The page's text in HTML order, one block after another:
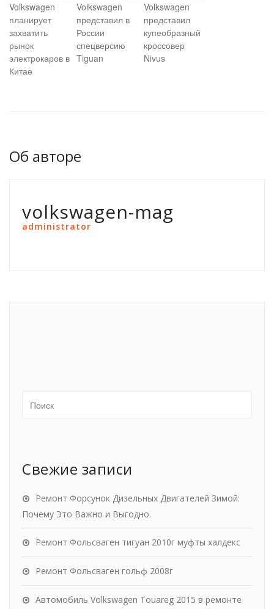
Volkswagen
планирует
захватить
рынок
электрокаров в
Китае
Volkswagen
представил в
России
спецверсию
Tiguan
Volkswagen
представил
купеобразный
кроссовер
Nivus
Об авторе
volkswagen-mag
administrator
Свежие записи
Ремонт Форсунок Дизельных Двигателей Зимой:
Почему Это Важно и Выгодно.
Ремонт Фольсваген тигуан 2010г муфты халдекс
Ремонт Фольсваген гольф 2008г
Автомобиль Volkswagen Touareg 2015 в ремонте